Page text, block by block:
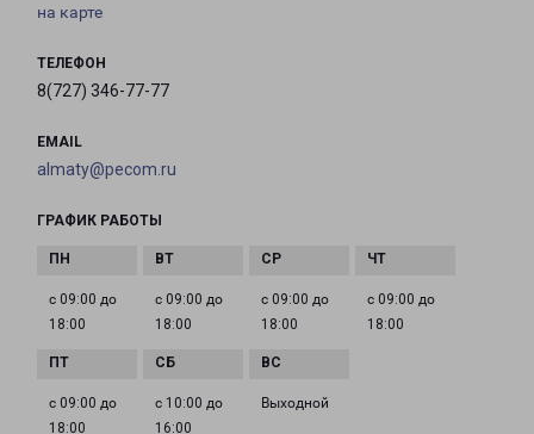
на карте
ТЕЛЕФОН
8(727) 346-77-77
EMAIL
almaty@pecom.ru
ГРАФИК РАБОТЫ
с 09:00 до
18:00
с 09:00 до
18:00
с 09:00 до
18:00
с 09:00 до
18:00
с 09:00 до
18:00
с 10:00 до
16:00
Выходной